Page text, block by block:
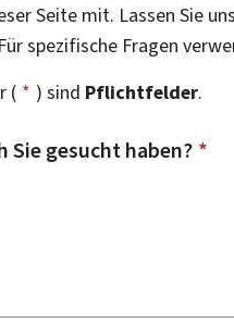
Seite mit. Lassen Sie
spezifische Fragen
( * ) sind Pflichtfelder.
Sie gesucht haben? *